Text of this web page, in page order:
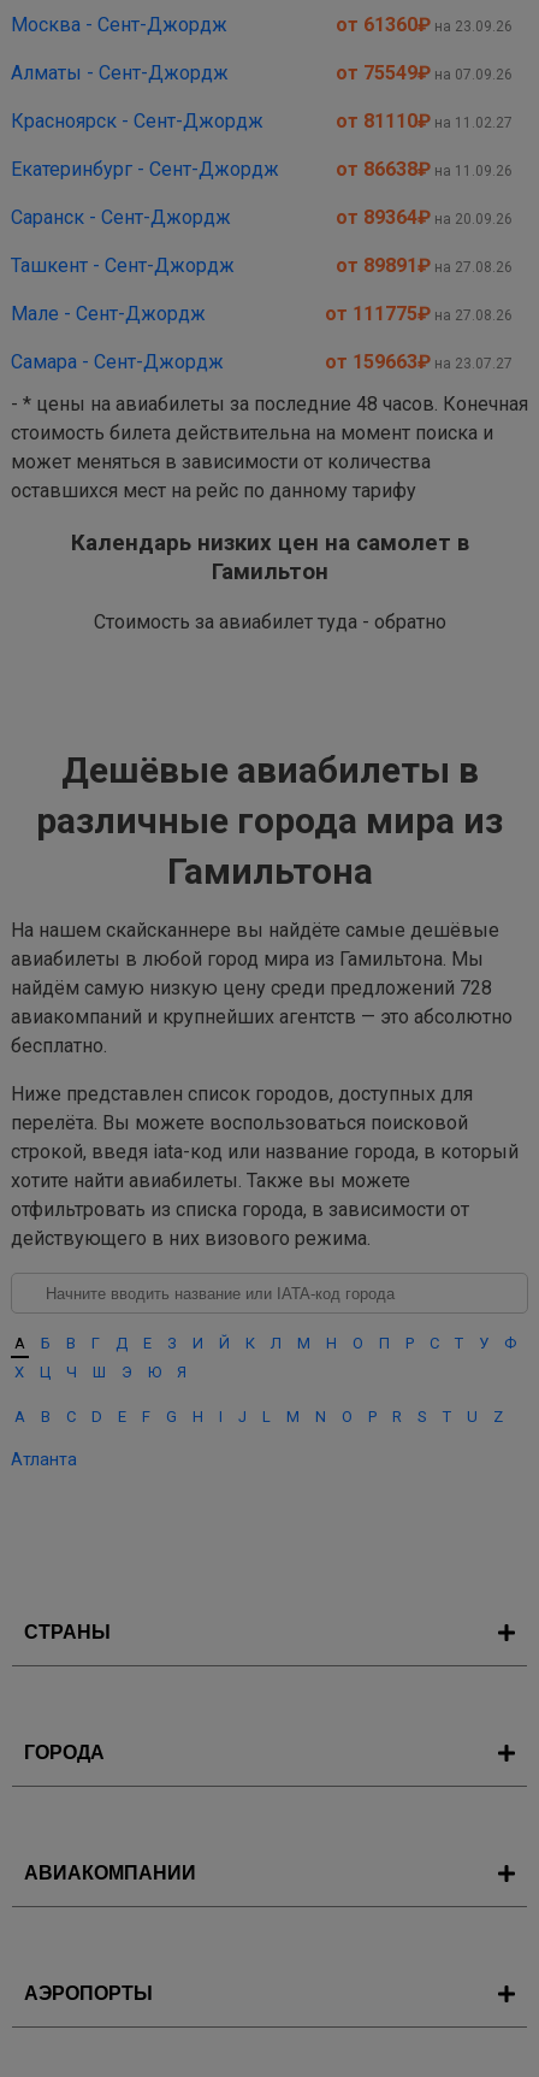
Москва - Сент-Джордж от 61360₽ на 23.09.26
Алматы - Сент-Джордж от 75549₽ на 07.09.26
Красноярск - Сент-Джордж от 81110₽ на 11.02.27
Екатеринбург - Сент-Джордж от 86638₽ на 11.09.26
Саранск - Сент-Джордж от 89364₽ на 20.09.26
Ташкент - Сент-Джордж от 89891₽ на 27.08.26
Мале - Сент-Джордж от 111775₽ на 27.08.26
Самара - Сент-Джордж от 159663₽ на 23.07.27
- * цены на авиабилеты за последние 48 часов. Конечная
стоимость билета действительна на момент поиска и
может меняться в зависимости от количества
оставшихся мест на рейс по данному тарифу
Календарь низких цен на самолет в
Гамильтон
Стоимость за авиабилет туда - обратно
Дешёвые авиабилеты в
различные города мира из
Гамильтона
На нашем скайсканнере вы найдёте самые дешёвые
авиабилеты в любой город мира из Гамильтона. Мы
найдём самую низкую цену среди предложений 728
авиакомпаний и крупнейших агентств — это абсолютно
бесплатно.
Ниже представлен список городов, доступных для
перелёта. Вы можете воспользоваться поисковой
строкой, введя iata-код или название города, в который
хотите найти авиабилеты. Также вы можете
отфильтровать из списка города, в зависимости от
действующего в них визового режима.
А Б В Г Д Е З И Й К Л М Н О П Р С Т У
Ф
Х
Ц Ч Ш Э Ю Я
A B C D E F G H I J L M N O P R S T U Z
Атланта
СТРАНЫ
ГОРОДА
АВИАКОМПАНИИ
АЭРОПОРТЫ